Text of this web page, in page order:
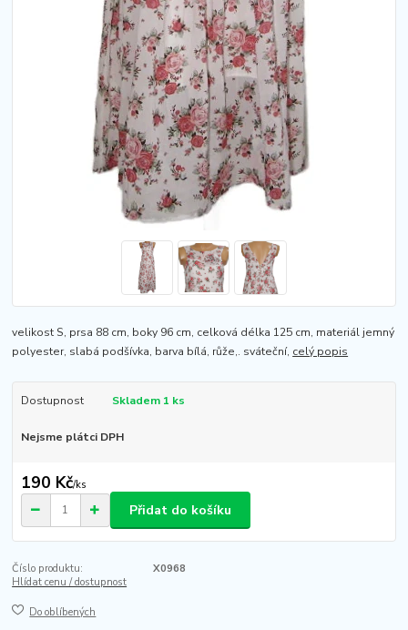
velikost S, prsa 88 cm, boky 96 cm, celková délka 125 cm, materiál jemný
polyester, slabá podšívka, barva bílá, růže,. sváteční, celý popis
Dostupnost Skladem 1 ks
Nejsme plátci DPH
190 Kč/ks
Přidat do košíku
Číslo produktu:
X0968
Hlídat cenu / dostupnost
Do oblíbených